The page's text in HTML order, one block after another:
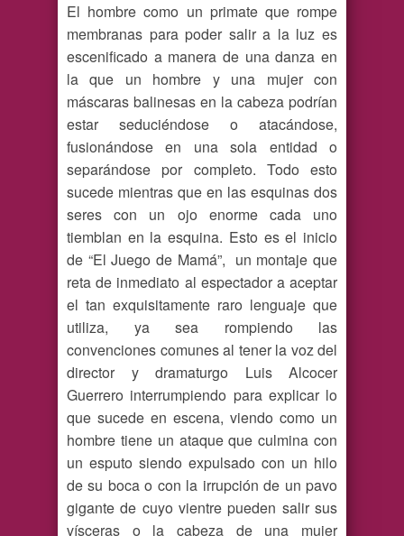
El hombre como un primate que rompe
membranas para poder salir a la luz es
escenificado a manera de una danza en
la que un hombre y una mujer con
máscaras balinesas en la cabeza podrían
estar seduciéndose o atacándose,
fusionándose en una sola entidad o
separándose por completo. Todo esto
sucede mientras que en las esquinas dos
seres con un ojo enorme cada uno
tiemblan en la esquina. Esto es el inicio
de “El Juego de Mamá”, un montaje que
reta de inmediato al espectador a aceptar
el tan exquisitamente raro lenguaje que
utiliza, ya sea rompiendo las
convenciones comunes al tener la voz del
director y dramaturgo Luis Alcocer
Guerrero interrumpiendo para explicar lo
que sucede en escena, viendo como un
hombre tiene un ataque que culmina con
un esputo siendo expulsado con un hilo
de su boca o con la irrupción de un pavo
gigante de cuyo vientre pueden salir sus
vísceras o la cabeza de una mujer